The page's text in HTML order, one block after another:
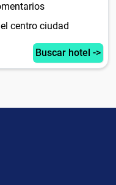
centro ciudad
Buscar hotel ->